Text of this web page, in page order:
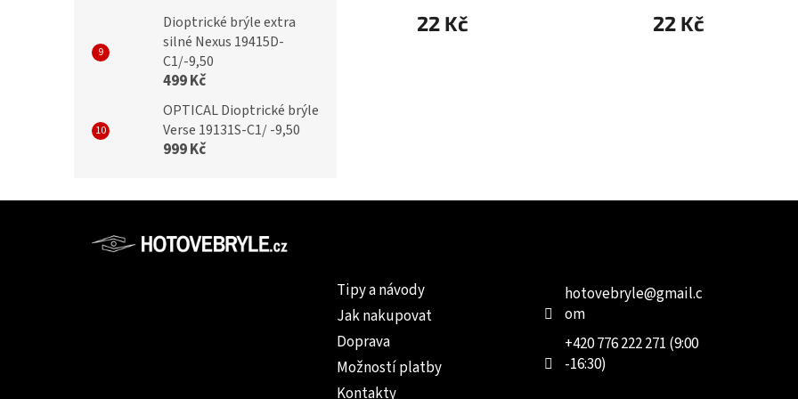
Dioptrické brýle extra
silné Nexus 19415D-
C1/-9,50
499 Kč
OPTICAL Dioptrické brýle
Verse 19131S-C1/ -9,50
999 Kč
59 Kč 22 Kč 22 Kč
Tipy a návody
Jak nakupovat
Doprava
Možností platby
Kontakty
hotovebryle@gmail.c
om
+420 776 222 271 (9:00
-16:30)